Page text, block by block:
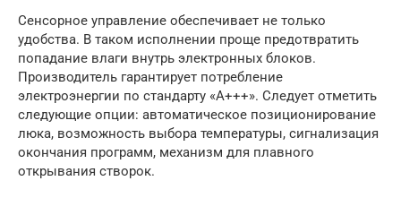
Сенсорное управление обеспечивает не только
удобства. В таком исполнении проще предотвратить
попадание влаги внутрь электронных блоков.
Производитель гарантирует потребление
электроэнергии по стандарту «А+++». Следует отметить
следующие опции: автоматическое позиционирование
люка, возможность выбора температуры, сигнализация
окончания программ, механизм для плавного
открывания створок.